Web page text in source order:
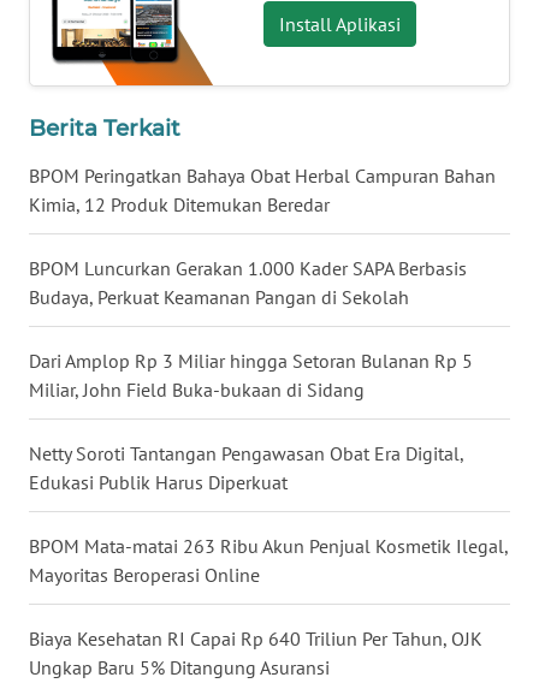
Install Aplikasi
Berita Terkait
BPOM Peringatkan Bahaya Obat Herbal Campuran Bahan
Kimia, 12 Produk Ditemukan Beredar
BPOM Luncurkan Gerakan 1.000 Kader SAPA Berbasis
Budaya, Perkuat Keamanan Pangan di Sekolah
Dari Amplop Rp 3 Miliar hingga Setoran Bulanan Rp 5
Miliar, John Field Buka-bukaan di Sidang
Netty Soroti Tantangan Pengawasan Obat Era Digital,
Edukasi Publik Harus Diperkuat
BPOM Mata-matai 263 Ribu Akun Penjual Kosmetik Ilegal,
Mayoritas Beroperasi Online
Biaya Kesehatan RI Capai Rp 640 Triliun Per Tahun, OJK
Ungkap Baru 5% Ditangung Asuransi
WN
BABEL
WN
WN
SUMSEL
WN
BENGKULU
WN
LAMPUNG
WN
WN
WN
JOGJA